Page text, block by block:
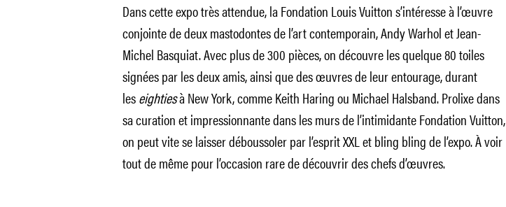
Dans cette expo très attendue, la Fondation Louis Vuitton s’intéresse à l’œuvre
conjointe de deux mastodontes de l’art contemporain, Andy Warhol et Jean-
Michel Basquiat. Avec plus de 300 pièces, on découvre les quelque 80 toiles
signées par les deux amis, ainsi que des œuvres de leur entourage, durant
leseightiesà New York, comme Keith Haring ou Michael Halsband. Prolixe dans
sa curation et impressionnante dans les murs de l’intimidante Fondation Vuitton,
on peut vite se laisser déboussoler par l’esprit XXL et bling bling de l’expo. À voir
tout de même pour l’occasion rare de découvrir des chefs d’œuvres.